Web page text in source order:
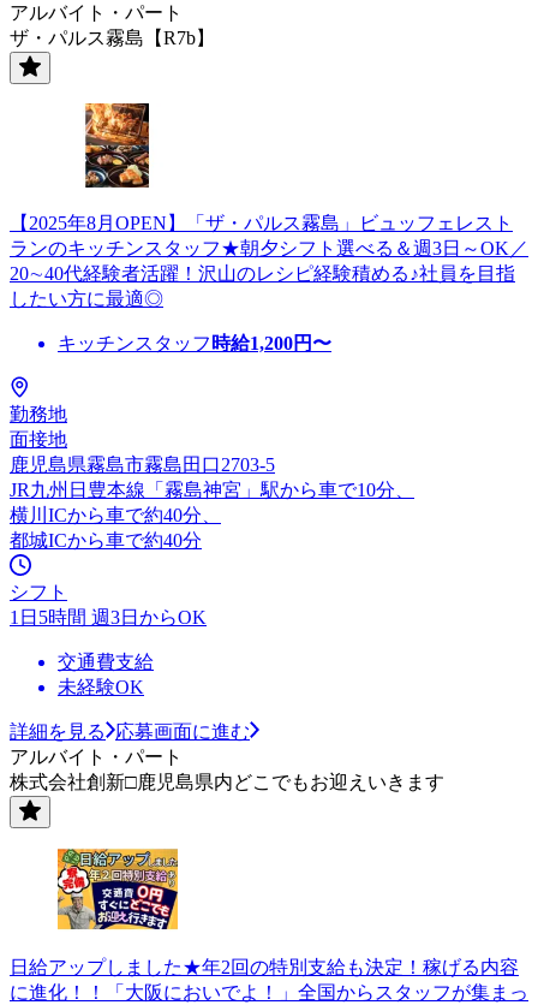
アルバイト・パート
ザ・パルス霧島【R7b】
【2025年8月OPEN】「ザ・パルス霧島」ビュッフェレスト
ランのキッチンスタッフ★朝夕シフト選べる＆週3日～OK／
20∼40代経験者活躍！沢山のレシピ経験積める♪社員を目指
したい方に最適◎
キッチンスタッフ 時給1,200円〜
勤務地
面接地
鹿児島県霧島市霧島田口2703-5
JR九州日豊本線「霧島神宮」駅から車で10分、
横川ICから車で約40分、
都城ICから車で約40分
シフト
1日5時間 週3日からOK
交通費支給
未経験OK
詳細を見る
応募画面に進む
アルバイト・パート
株式会社創新□鹿児島県内どこでもお迎えいきます
日給アップしました★年2回の特別支給も決定！稼げる内容
に進化！！「大阪においでよ！」全国からスタッフが集まっ